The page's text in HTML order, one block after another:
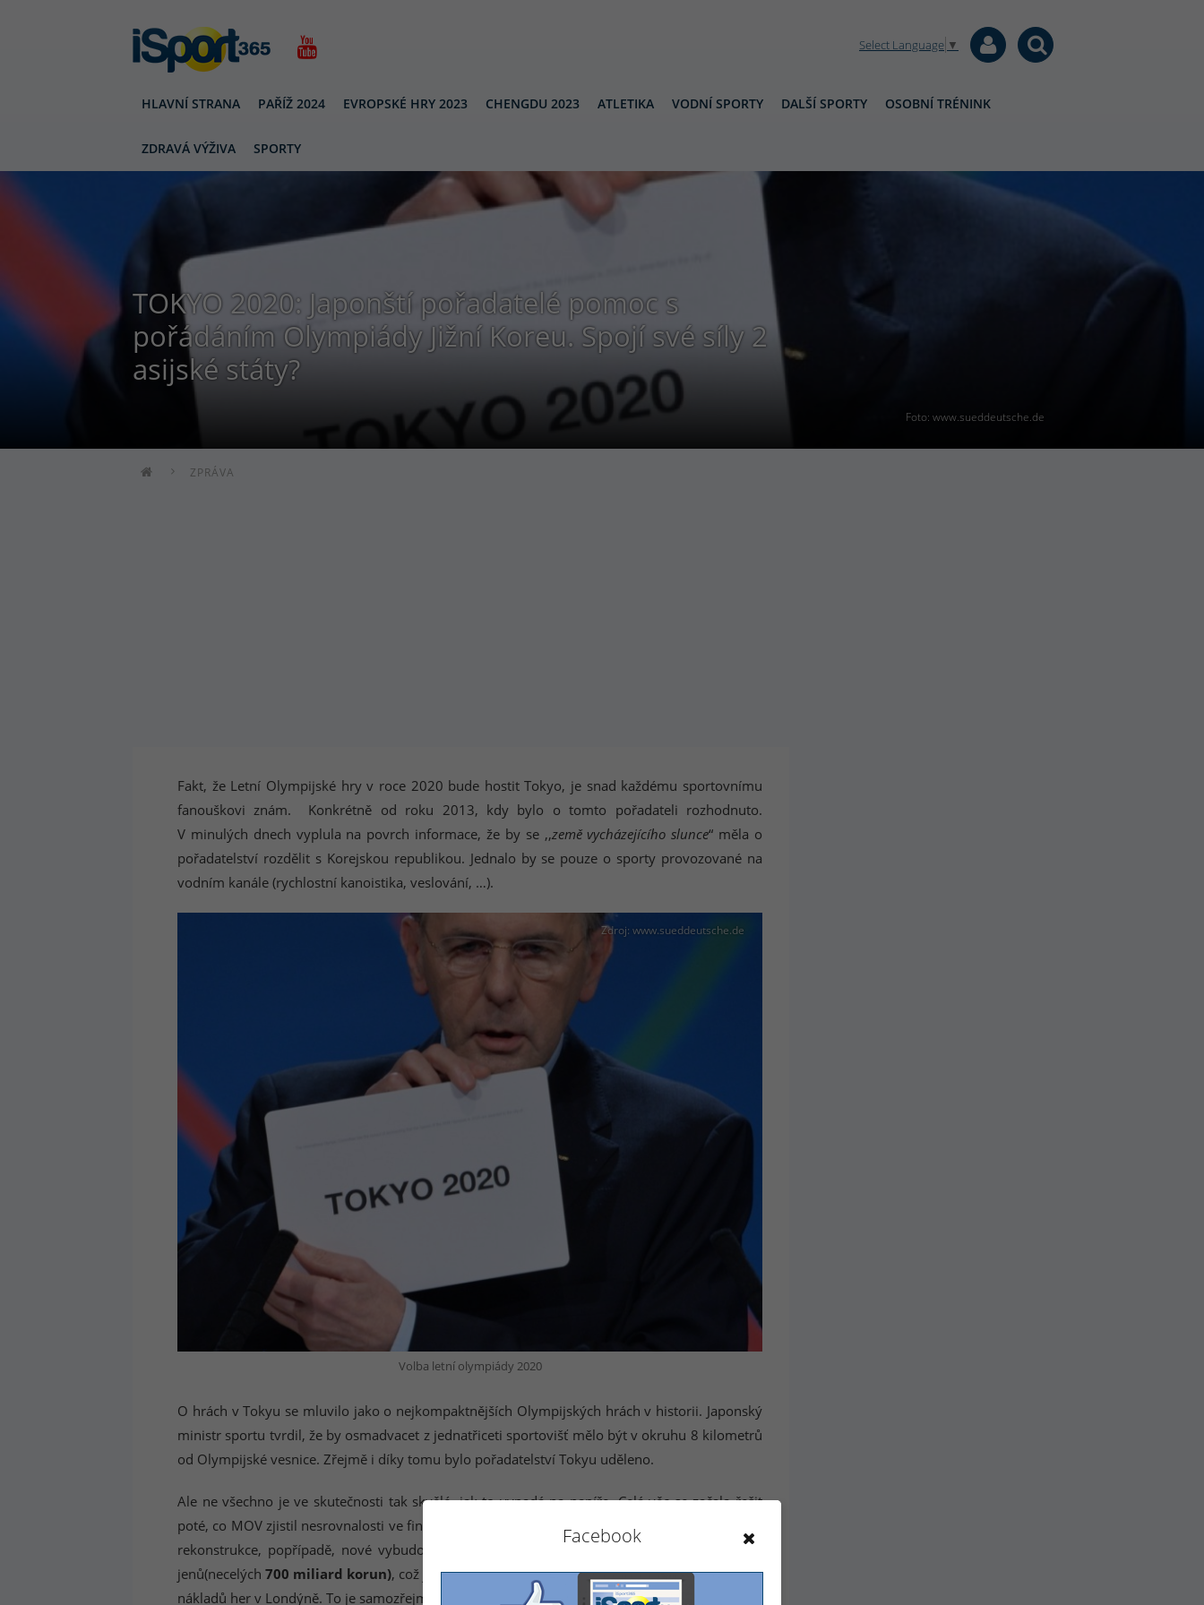
Select Language ▼
HLAVNÍ STRANA PAŘÍŽ 2024 EVROPSKÉ HRY 2023 CHENGDU 2023 ATLETIKA VODNÍ SPORTY DALŠÍ SPORTY OSOBNÍ TRÉNINK
ZDRAVÁ VÝŽIVA SPORTY
Foto: www.sueddeutsche.de
TOKYO 2020: Japonští pořadatelé pomoc s
pořádáním Olympiády Jižní Koreu. Spojí své síly 2
asijské státy?
ZPRÁVA
Fakt, že Letní Olympijské hry v roce 2020 bude hostit Tokyo, je snad každému sportovnímu
fanouškovi znám. Konkrétně od roku 2013, kdy bylo o tomto pořadateli rozhodnuto.
V minulých dnech vyplula na povrch informace, že by se ,,země vycházejícího slunce“ měla o
pořadatelství rozdělit s Korejskou republikou. Jednalo by se pouze o sporty provozované na
vodním kanále (rychlostní kanoistika, veslování, …).
Volba letní olympiády 2020
Zdroj: www.sueddeutsche.de
O hrách v Tokyu se mluvilo jako o nejkompaktnějších Olympijských hrách v historii. Japonský
ministr sportu tvrdil, že by osmadvacet z jednatřiceti sportovišť mělo být v okruhu 8 kilometrů
od Olympijské vesnice. Zřejmě i díky tomu bylo pořadatelství Tokyu uděleno.
Ale ne všechno je ve skutečnosti tak skvělé, jak to vypadá na papíře. Celá věc se začala řešit
poté, co MOV zjistil nesrovnalosti ve financování výstavby některých sportovišť. Ukázalo se, že
rekonstrukce, popřípadě, nové vybudování některých areálů by mělo stát zhruba 3 biliony
jenů(necelých 700 miliard korun), což je čtyřnásobek původního odhadu a téměř trojnásobek
nákladů her v Londýně. To je samozřejmě v rozporu s politikou MOV.
Facebook